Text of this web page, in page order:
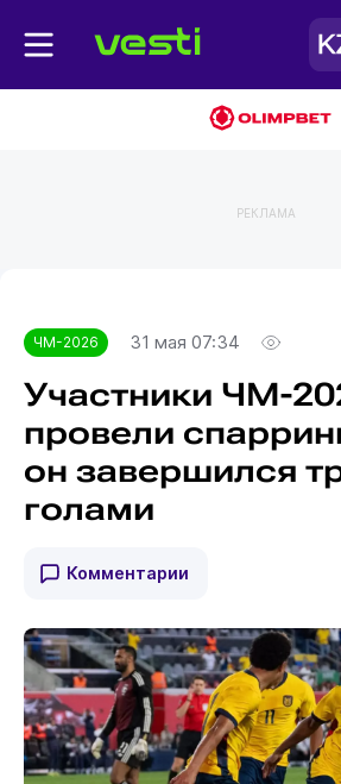
РЕКЛАМА
ЧМ-2026 31 мая 07:34
Участники ЧМ-
провели
он завершился
голами
Комментарии